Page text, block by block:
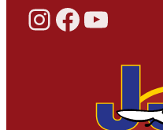
InstagramFacebook YouTube